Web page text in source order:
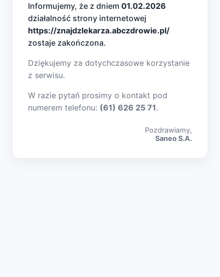
Informujemy, że z dniem 01.02.2026
działalność strony internetowej
https://znajdzlekarza.abczdrowie.pl/
zostaje zakończona.
Dziękujemy za dotychczasowe korzystanie
z serwisu.
W razie pytań prosimy o kontakt pod
numerem telefonu: (61) 626 25 71.
Pozdrawiamy,
Saneo S.A.